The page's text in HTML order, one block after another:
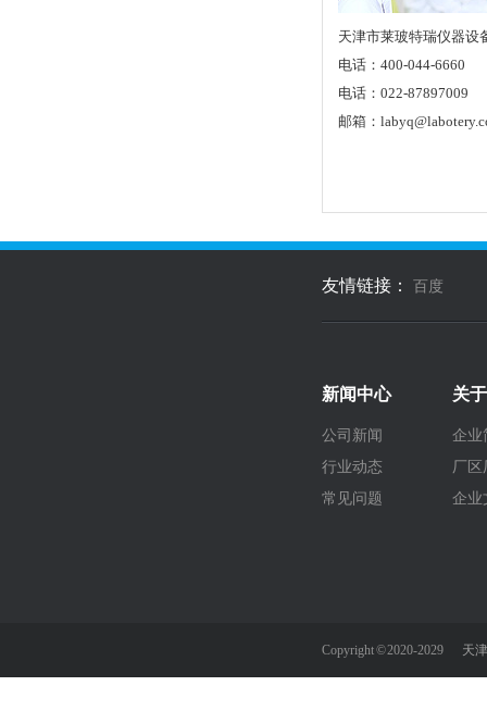
天津市莱玻特瑞仪器设
电话：400-044-6660
电话：022-87897009
邮箱：
友情链接： 百度
新闻中心
公司新闻
行业动态
常见问题
关
企业
厂区
企业
Copyright © 2020-2029 天